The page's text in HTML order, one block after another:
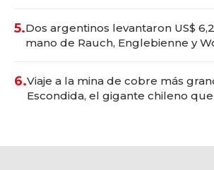
5.Dos argentinos levantaron US$
mano de Rauch, Englebienne y
6.Viaje a la mina de cobre más
Escondida, el gigante chileno